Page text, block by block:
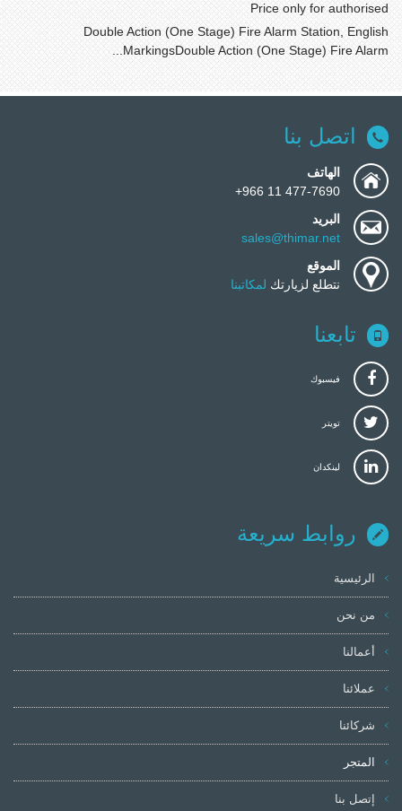
Price only for authorised
Double Action (One Stage) Fire Alarm Station, English
MarkingsDouble Action (One Stage) Fire Alarm...
اتصل بنا
الهاتف
477-7690 11 966+
البريد
sales@thimar.net
الموقع
نتطلع لزيارتك لمكاتبنا
تابعنا
فيسبوك
تويتر
لينكدان
روابط سريعة
الرئيسية
من نحن
أعمالنا
عملائنا
شركائنا
المتجر
إتصل بنا